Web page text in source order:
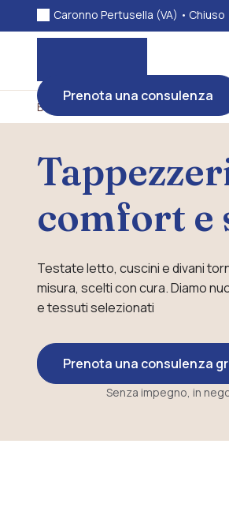
Caronno Pertusella (VA) • Chiuso
Prenota una consulenza
Bonato tessili Tappezzeria e
comfort e
Testate letto, cuscini e divani
misura, scelti con cura. Diamo
e tessuti selezionati
Prenota una consulenza
Senza impegno, in